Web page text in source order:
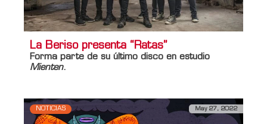
La Beriso presenta “Ratas”
Forma parte de su último disco en estudio
Mienten.
NOTICIAS May 27, 2022